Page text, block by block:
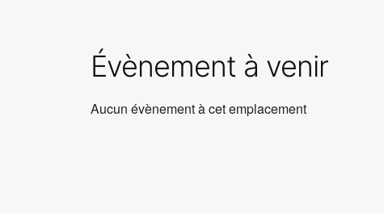
Évènement à venir
Aucun évènement à cet emplacement